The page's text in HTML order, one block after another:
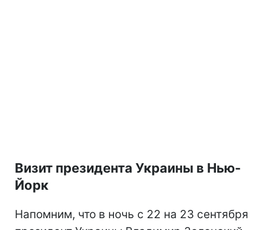
Визит президента Украины в Нью-
Йорк
Напомним, что в ночь с 22 на 23 сентября